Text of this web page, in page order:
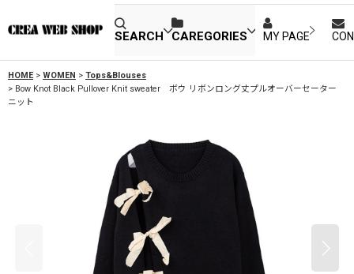
SEARCH CAREGORIES MY PAGE
HOME > WOMEN > Tops&Blouses
> Bow Knot Black Pullover Knit sweater ボウ リボンロング丈プルオーバーセーター
ニット